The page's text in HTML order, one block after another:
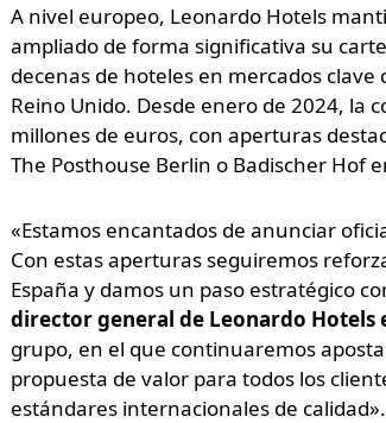
A nivel europeo, Leonardo Hotels
ampliado de forma significativa su
decenas de hoteles en mercados
Reino Unido. Desde enero de 2024, la
millones de euros, con aperturas
The Posthouse Berlin o Badischer Hof
«Estamos encantados de anunciar
Con estas aperturas seguiremos
España y damos un paso estratégico
director general de Leonardo Hotels
grupo, en el que continuaremos
propuesta de valor para todos los
estándares internacionales de calidad».